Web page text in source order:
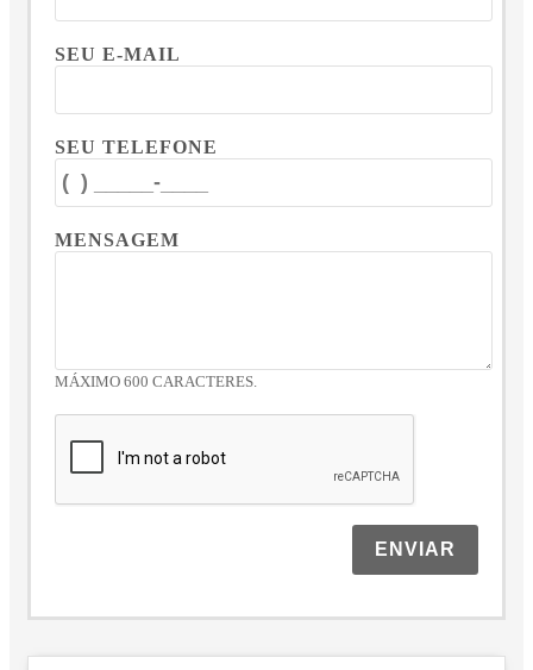
SEU E-MAIL
SEU TELEFONE
MENSAGEM
MÁXIMO 600 CARACTERES.
ENVIAR